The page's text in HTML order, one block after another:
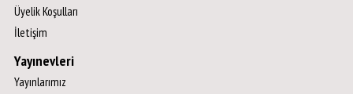
Üyelik Koşulları
İletişim
Yayınevleri
Yayınlarımız